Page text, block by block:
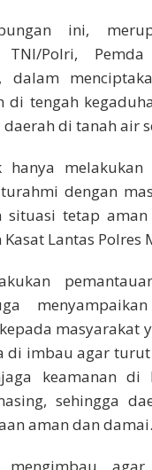
ini,
TNI/Polri,
dalam
di tengah
di tanah air
hanya
dengan
situasi tetap
Lantas Polres
menyampaikan
masyarakat
di imbau agar
keamanan di
sehingga
aman dan damai.